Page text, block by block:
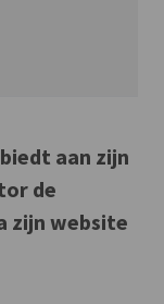
biedt aan zijn
de
zijn website